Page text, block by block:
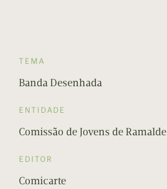
TEMA
Banda Desenhada
ENTIDADE
Comissão de Jovens de Ramalde
EDITOR
Comicarte